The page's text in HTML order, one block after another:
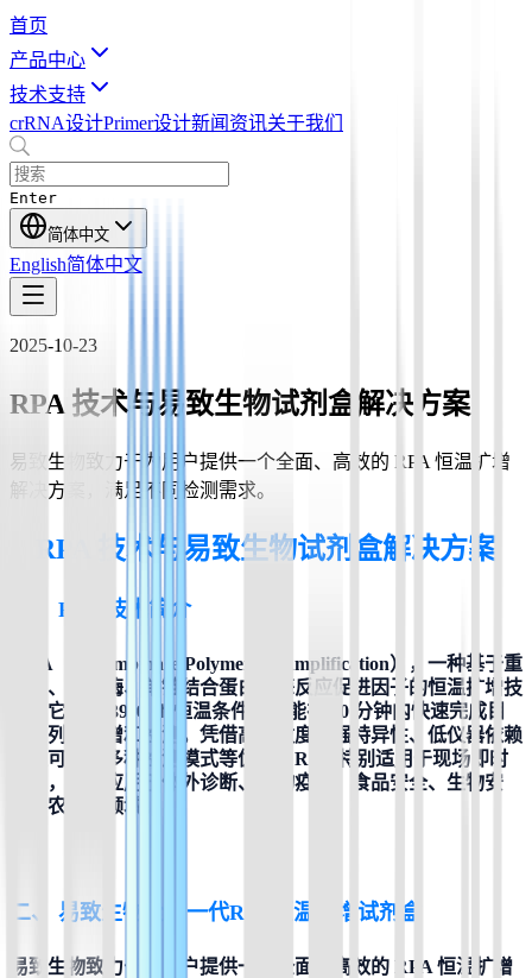
首页
产品中心
技术支持
crRNA设计Primer设计新闻资讯关于我们
Enter
简体中文
English简体中文
2025-10-23
RPA 技术与易致生物试剂盒解决方案
易致生物致力于为用户提供一个全面、高效的 RPA 恒温扩增
解决方案，满足不同检测需求。
RPA 技术与易致生物试剂盒解决方案
RPA 技术简介
RPA（Recombinase Polymerase Amplification），一种基于重
组酶、聚合酶、单链结合蛋白及酶反应促进因子的恒温扩增技
术。它在约 39°C 的恒温条件下，能在 30 分钟内快速完成目
标序列的扩增和检测。凭借高灵敏度、强特异性、低仪器依赖
以及可整合多种检测模式等优势，RPA 特别适用于现场即时
检测，广泛应用于体外诊断、动物疫病、食品安全、生物安
全、农业等领域。
二、 易致生物全新一代RPA恒温扩增试剂盒
易致生物致力于为用户提供一个全面、高效的 RPA 恒温扩增